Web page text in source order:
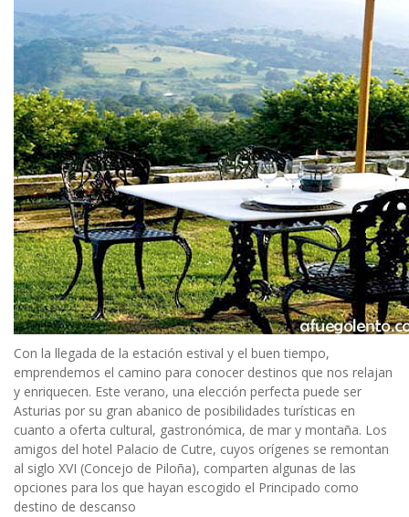
Con la llegada de la estación estival y el buen tiempo,
emprendemos el camino para conocer destinos que nos relajan
y enriquecen. Este verano, una elección perfecta puede ser
Asturias por su gran abanico de posibilidades turísticas en
cuanto a oferta cultural, gastronómica, de mar y montaña. Los
amigos del hotel Palacio de Cutre, cuyos orígenes se remontan
al siglo XVI (Concejo de Piloña), comparten algunas de las
opciones para los que hayan escogido el Principado como
destino de descanso